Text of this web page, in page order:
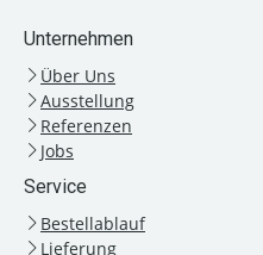
Unternehmen
Über Uns
Ausstellung
Referenzen
Jobs
Service
Bestellablauf
Lieferung